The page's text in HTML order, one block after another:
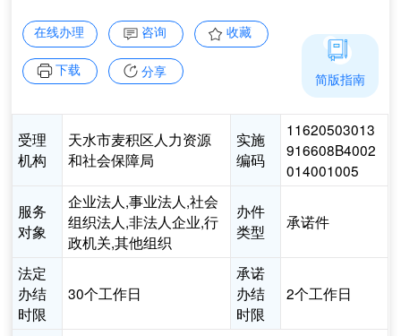
在线办理 咨询 收藏
下载 分享
受理
机构
天水市麦积区人力资源
和社会保障局
实施
编码
11620503013
916608B4002
014001005
服务
对象
企业法人,事业法人,社会
组织法人,非法人企业,行
政机关,其他组织
办件
类型
承诺件
法定
办结
时限
30个工作日
承诺
办结
时限
2个工作日
简版指南